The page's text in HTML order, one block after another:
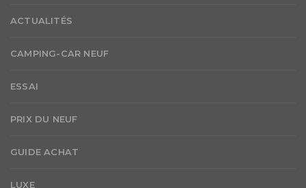
ACTUALITÉS
CAMPING-CAR NEUF
ESSAI
PRIX DU NEUF
GUIDE ACHAT
LUXE